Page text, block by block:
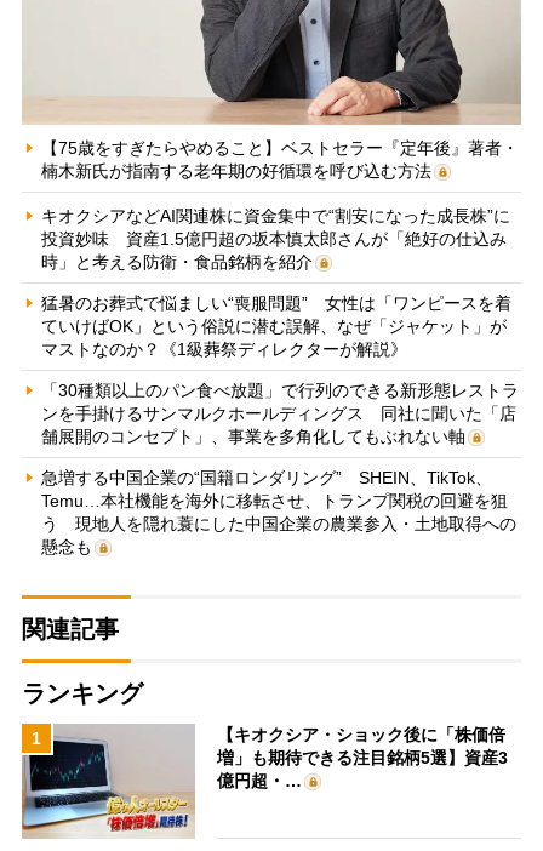
【75歳をすぎたらやめること】ベストセラー『定年後』著者・
楠木新氏が指南する老年期の好循環を呼び込む方法
キオクシアなどAI関連株に資金集中で“割安になった成長株”に
投資妙味 資産1.5億円超の坂本慎太郎さんが「絶好の仕込み
時」と考える防衛・食品銘柄を紹介
猛暑のお葬式で悩ましい“喪服問題” 女性は「ワンピースを着
ていけばOK」という俗説に潜む誤解、なぜ「ジャケット」が
マストなのか？《1級葬祭ディレクターが解説》
「30種類以上のパン食べ放題」で行列のできる新形態レストラ
ンを手掛けるサンマルクホールディングス 同社に聞いた「店
舗展開のコンセプト」、事業を多角化してもぶれない軸
急増する中国企業の“国籍ロンダリング” SHEIN、TikTok、
Temu…本社機能を海外に移転させ、トランプ関税の回避を狙
う 現地人を隠れ蓑にした中国企業の農業参入・土地取得への
懸念も
関連記事
ランキング
1
【キオクシア・ショック後に「株価倍
増」も期待できる注目銘柄5選】資産3
億円超・…